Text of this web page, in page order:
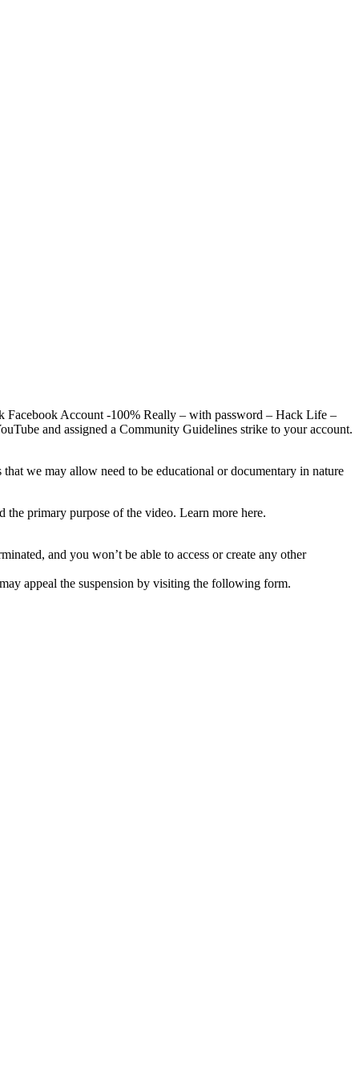
Account -100% Really – with password – Hack Life –
and assigned a Community Guidelines strike to your account.
we may allow need to be educational or documentary in nature
the primary purpose of the video. Learn more here.
and you won’t be able to access or create any other
appeal the suspension by visiting the following form.